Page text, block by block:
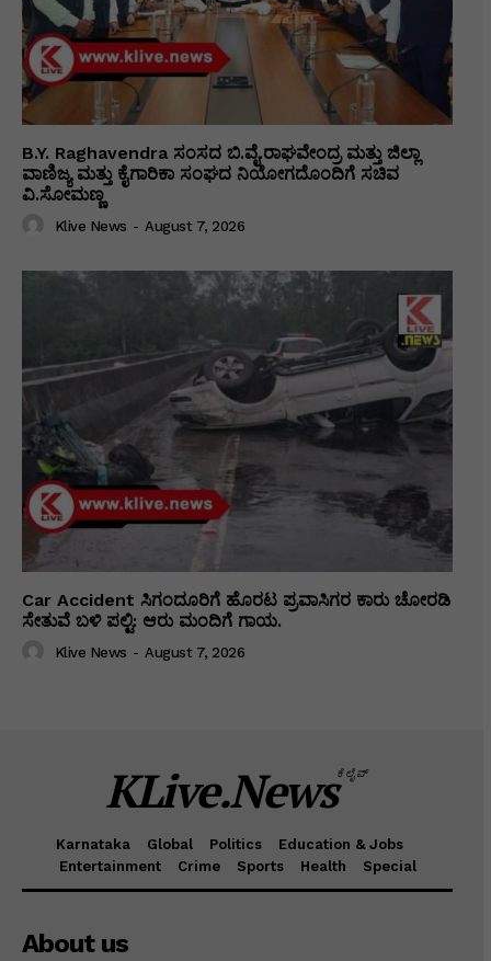
B.Y. Raghavendra ಸಂಸದ ಬಿ.ವೈ.ರಾಘವೇಂದ್ರ ಮತ್ತು ಜಿಲ್ಲಾ
ವಾಣಿಜ್ಯ ಮತ್ತು ಕೈಗಾರಿಕಾ ಸಂಘದ ನಿಯೋಗದೊಂದಿಗೆ ಸಚಿವ
ವಿ‌.ಸೋಮಣ್ಣ
Klive News - August 7, 2026
Car Accident ಸಿಗಂದೂರಿಗೆ ಹೊರಟ ಪ್ರವಾಸಿಗರ ಕಾರು ಚೋರಡಿ
ಸೇತುವೆ ಬಳಿ ಪಲ್ಟಿ: ಆರು ಮಂದಿಗೆ ಗಾಯ.
Klive News - August 7, 2026
KLive.Newsಕೆಲೈವ್
Karnataka Global Politics
Education & Jobs
Entertainment
Crime Sports Health Special
About us